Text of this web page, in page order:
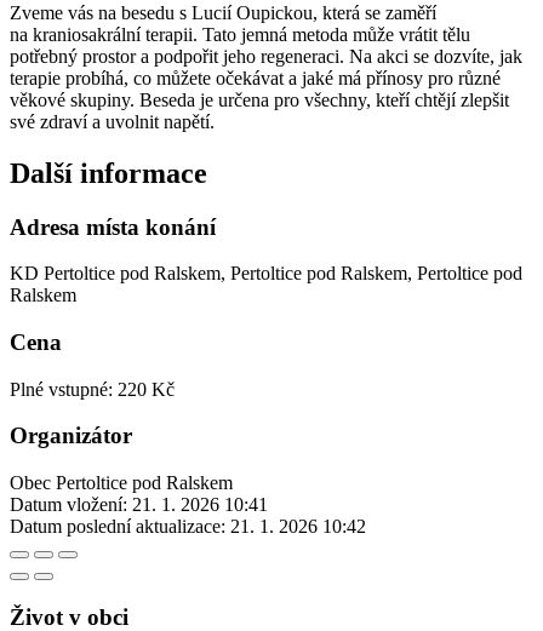
Zveme vás na besedu s Lucií Oupickou, která se zaměří
na kraniosakrální terapii. Tato jemná metoda může vrátit tělu
potřebný prostor a podpořit jeho regeneraci. Na akci se dozvíte, jak
terapie probíhá, co můžete očekávat a jaké má přínosy pro různé
věkové skupiny. Beseda je určena pro všechny, kteří chtějí zlepšit
své zdraví a uvolnit napětí.
Další informace
Adresa místa konání
KD Pertoltice pod Ralskem, Pertoltice pod Ralskem, Pertoltice pod
Ralskem
Cena
Plné vstupné: 220 Kč
Organizátor
Obec Pertoltice pod Ralskem
Datum vložení: 21. 1. 2026 10:41
Datum poslední aktualizace: 21. 1. 2026 10:42
Život v obci